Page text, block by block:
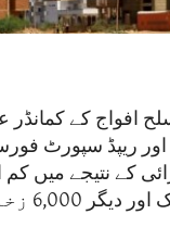
HEALTH
افواج کے کمانڈر
اور ریپڈ سپورٹ
6,000 زخمی ہو چکے ہیں۔